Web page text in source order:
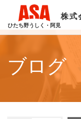
ひたち野うしく・阿見
株式
ブログ